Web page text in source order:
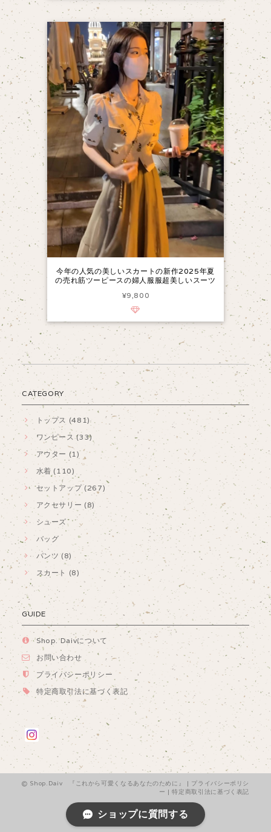
今年の人気の美しいスカートの新作2025年夏
の売れ筋ツーピースの婦人服服超美しいスーツ
¥9,800
CATEGORY
トップス (481)
ワンピース (33)
アウター (1)
水着 (110)
セットアップ (267)
アクセサリー (8)
シューズ
バッグ
パンツ (8)
スカート (8)
GUIDE
Shop. Daivについて
お問い合わせ
プライバシーポリシー
特定商取引法に基づく表記
Shop.Daiv 『これから可愛くなるあなたのために』 | プライバシーポリシ
ー |特定商取引法に基づく表記
ショップに質問する